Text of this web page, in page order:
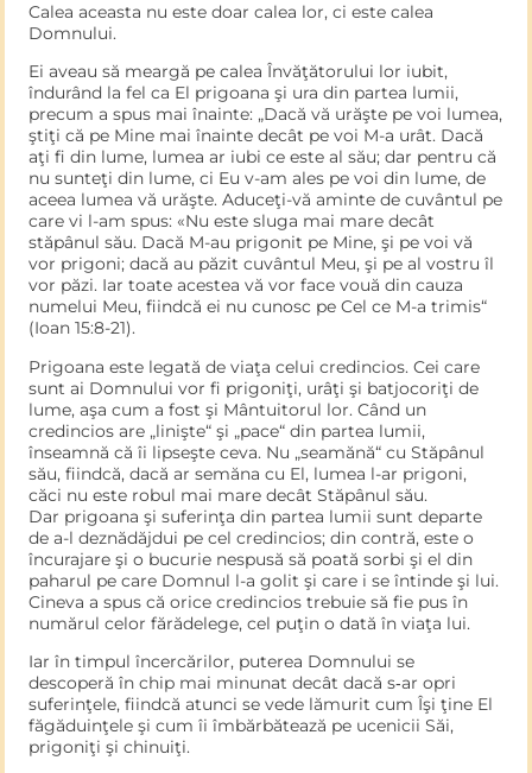
Calea aceasta nu este doar calea lor, ci este calea
Domnului.
Ei aveau să meargă pe calea Învăţătorului lor iubit,
îndurând la fel ca El prigoana şi ura din partea lumii,
precum a spus mai înainte: „Dacă vă urăşte pe voi lumea,
ştiţi că pe Mine mai înainte decât pe voi M-a urât. Dacă
aţi fi din lume, lumea ar iubi ce este al său; dar pentru că
nu sunteţi din lume, ci Eu v-am ales pe voi din lume, de
aceea lumea vă urăşte. Aduceţi-vă aminte de cuvântul pe
care vi l-am spus: «Nu este sluga mai mare decât
stăpânul său. Dacă M-au prigonit pe Mine, şi pe voi vă
vor prigoni; dacă au păzit cuvântul Meu, şi pe al vostru îl
vor păzi. Iar toate acestea vă vor face vouă din cauza
numelui Meu, fiindcă ei nu cunosc pe Cel ce M-a trimis“
(Ioan 15:8-21).
Prigoana este legată de viaţa celui credin­cios. Cei care
sunt ai Domnului vor fi prigoniţi, urâţi şi batjocoriţi de
lume, aşa cum a fost şi Mântuitorul lor. Când un
credincios are „liniş­te“ şi „pace“ din partea lumii,
înseamnă că îi lipseşte ceva. Nu „seamănă“ cu Stăpânul
său, fiindcă, dacă ar semăna cu El, lumea l-ar prigoni,
căci nu este robul mai mare decât Stăpânul său.
Dar prigoana şi suferinţa din partea lumii sunt departe
de a-l deznădăjdui pe cel credin­cios; din contră, este o
încurajare şi o bucurie nespusă să poată sorbi şi el din
paharul pe care Domnul l-a golit şi care i se întinde şi lui.
Cineva a spus că orice credincios trebuie să fie pus în
numărul celor fărădelege, cel puţin o dată în viaţa lui.
Iar în timpul încercărilor, puterea Domnului se
descoperă în chip mai minunat decât dacă s‑ar opri
suferinţele, fiindcă atunci se vede lămurit cum Îşi ţine El
făgăduinţele şi cum îi îmbărbătează pe ucenicii Săi,
prigoniţi şi chinuiţi.